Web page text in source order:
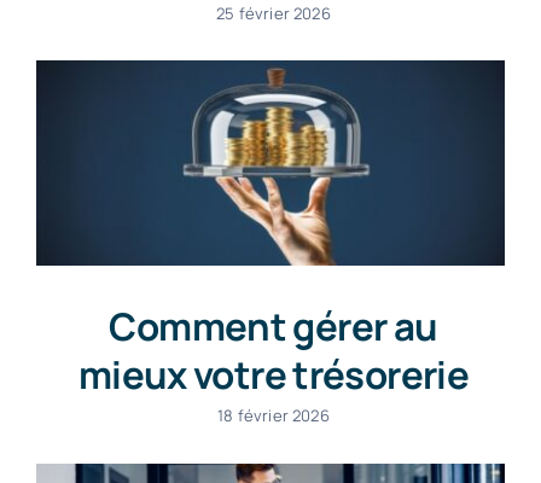
25 février 2026
Comment gérer au
mieux votre trésorerie
18 février 2026